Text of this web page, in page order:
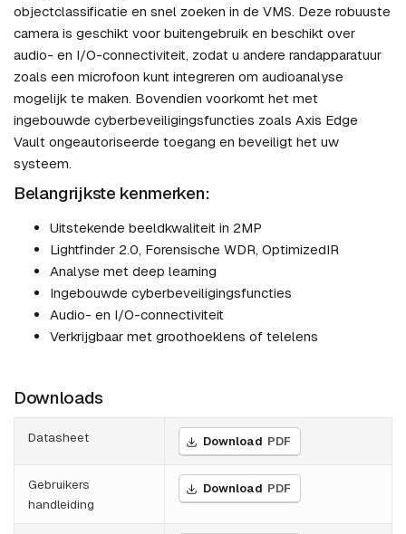
objectclassificatie en snel zoeken in de VMS. Deze robuuste
camera is geschikt voor buitengebruik en beschikt over
audio- en I/O-connectiviteit, zodat u andere randapparatuur
zoals een microfoon kunt integreren om audioanalyse
mogelijk te maken. Bovendien voorkomt het met
ingebouwde cyberbeveiligingsfuncties zoals Axis Edge
Vault ongeautoriseerde toegang en beveiligt het uw
systeem.
Belangrijkste kenmerken:
Uitstekende beeldkwaliteit in 2MP
Lightfinder 2.0, Forensische WDR, OptimizedIR
Analyse met deep learning
Ingebouwde cyberbeveiligingsfuncties
Audio- en I/O-connectiviteit
Verkrijgbaar met groothoeklens of telelens
Downloads
Datasheet Download PDF
Gebruikers
handleiding
Download PDF